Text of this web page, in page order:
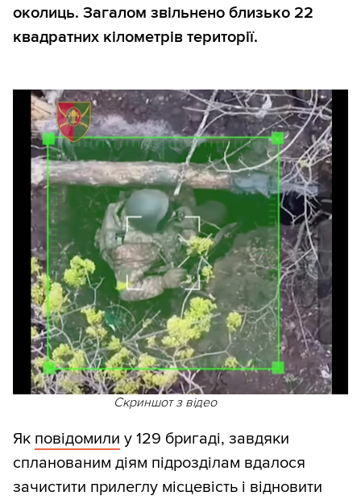
околиць. Загалом звільнено близько 22
квадратних кілометрів території.
Скриншот з відео
Як повідомили у 129 бригаді, завдяки
спланованим діям підрозділам вдалося
зачистити прилеглу місцевість і відновити